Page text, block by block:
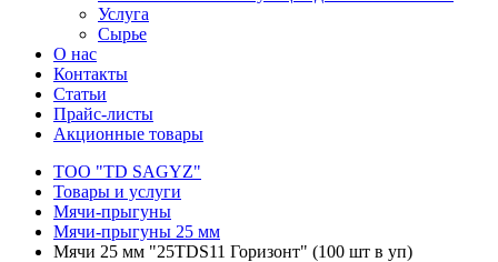
Услуга
Сырье
О нас
Контакты
Статьи
Прайс-листы
Акционные товары
ТОО "TD SAGYZ"
Товары и услуги
Мячи-прыгуны
Мячи-прыгуны 25 мм
Мячи 25 мм "25TDS11 Горизонт" (100 шт в уп)